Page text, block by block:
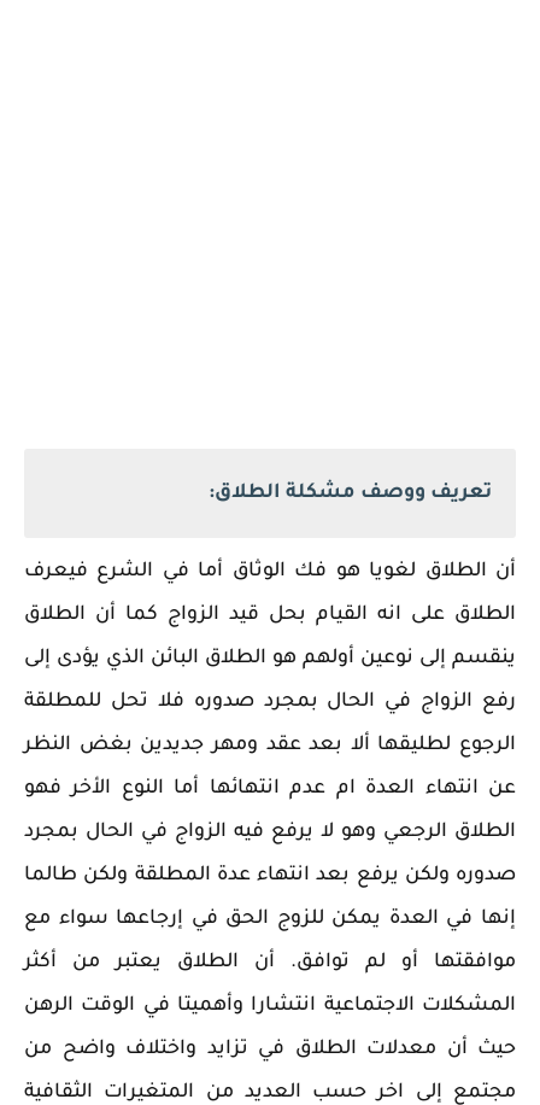
تعريف ووصف مشكلة الطلاق:
أن الطلاق لغويا هو فك الوثاق أما في الشرع فيعرف
الطلاق على انه القيام بحل قيد الزواج كما أن الطلاق
ينقسم إلى نوعين أولهم هو الطلاق البائن الذي يؤدى إلى
رفع الزواج في الحال بمجرد صدوره فلا تحل للمطلقة
الرجوع لطليقها ألا بعد عقد ومهر جديدين بغض النظر
عن انتهاء العدة ام عدم انتهائها أما النوع الأخر فهو
الطلاق الرجعي وهو لا يرفع فيه الزواج في الحال بمجرد
صدوره ولكن يرفع بعد انتهاء عدة المطلقة ولكن طالما
إنها في العدة يمكن للزوج الحق في إرجاعها سواء مع
موافقتها أو لم توافق. أن الطلاق يعتبر من أكثر
المشكلات الاجتماعية انتشارا وأهميتا في الوقت الرهن
حيث أن معدلات الطلاق في تزايد واختلاف واضح من
مجتمع إلى اخر حسب العديد من المتغيرات الثقافية